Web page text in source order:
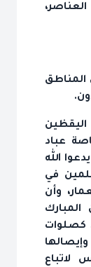
المناطق
عباد
الله
في
وأن
كصلوات
لاتباع